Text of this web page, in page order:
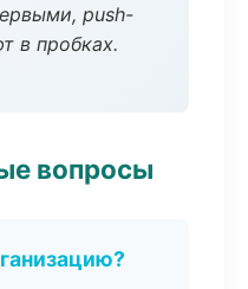
push-
в пробках.
вопросы